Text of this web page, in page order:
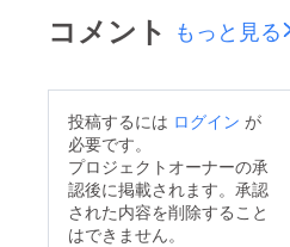
ります！プレオープン
等も検討中ですので是
めてシェーカーを振ら
せていただきます！※
今までご支援いただい
ている方には、リター
コメント もっと見る
投稿するには ログイン が
必要です。
プロジェクトオーナーの承
認後に掲載されます。承認
された内容を削除すること
はできません。